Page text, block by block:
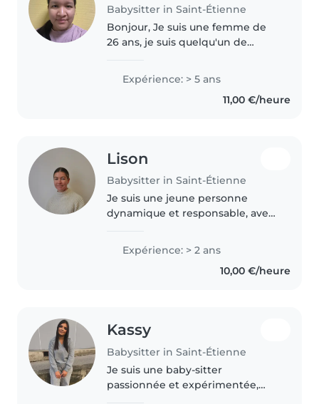
Babysitter in Saint-Étienne
Bonjour, Je suis une femme de
26 ans, je suis quelqu'un de
et je travaille en crèche depuis 3
ans, donc je saurai m'occuper..
Expérience: > 5 ans
11,00 €/heure
Lison
Babysitter in Saint-Étienne
Je suis une jeune personne
dynamique et responsable, avec
d'enfants, principalement avec
des enfants d'âge préscolaire et
scolaire. Je suis à l'aise..
Expérience: > 2 ans
10,00 €/heure
Kassy
Babysitter in Saint-Étienne
Je suis une baby-sitter
passionnée et expérimentée,